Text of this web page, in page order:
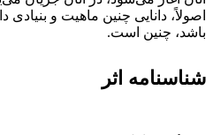
اصولاً، دانایی چنین ماهیت و
باشد، چنین است.
شناسنامه اثر